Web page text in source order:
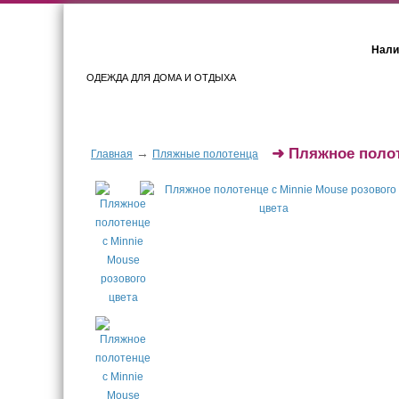
ОДЕЖДА ДЛЯ ДОМА И ОТДЫХА
Главная → Пляжные полотенца ➜ Пляжное